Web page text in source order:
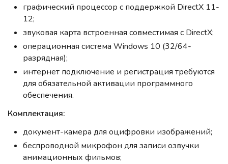
графический процессор с поддержкой DirectX 11-
12;
звуковая карта встроенная совместимая с DirectX;
операционная система Windows 10 (32/64-
разрядная);
интернет подключение и регистрация требуются
для обязательной активации программного
обеспечения.
Комплектация:
документ-камера для оцифровки изображений;
беспроводной микрофон для записи озвучки
анимационных фильмов;